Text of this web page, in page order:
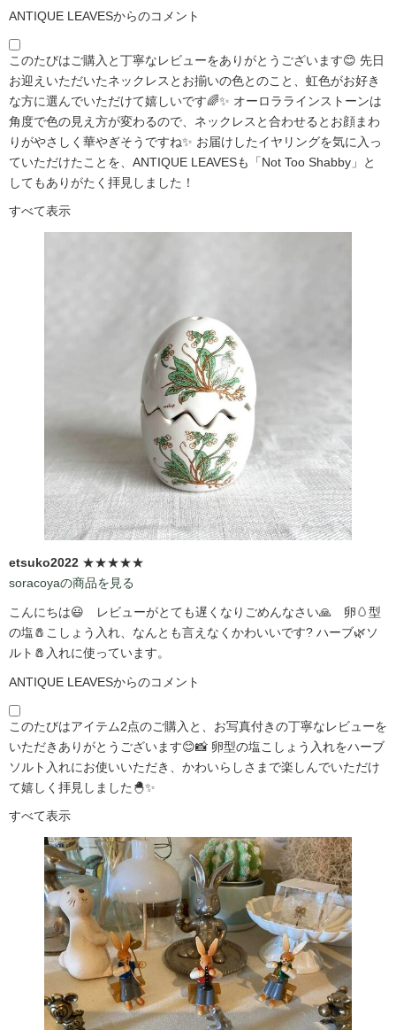
ANTIQUE LEAVESからのコメント
このたびはご購入と丁寧なレビューをありがとうございます😊 先日
お迎えいただいたネックレスとお揃いの色とのこと、虹色がお好き
な方に選んでいただけて嬉しいです🌈✨ オーロララインストーンは
角度で色の見え方が変わるので、ネックレスと合わせるとお顔まわ
りがやさしく華やぎそうですね✨ お届けしたイヤリングを気に入っ
ていただけたことを、ANTIQUE LEAVESも「Not Too Shabby」と
してもありがたく拝見しました！
すべて表示
etsuko2022 ★★★★★
soracoyaの商品を見る
こんにちは😃 レビューがとても遅くなりごめんなさい🙏 卵🥚型
の塩🧂こしょう入れ、なんとも言えなくかわいいです?️ ハーブ🌿ソ
ルト🧂入れに使っています。
ANTIQUE LEAVESからのコメント
このたびはアイテム2点のご購入と、お写真付きの丁寧なレビューを
いただきありがとうございます😊📸 卵型の塩こしょう入れをハーブ
ソルト入れにお使いいただき、かわいらしさまで楽しんでいただけ
て嬉しく拝見しました🐣✨
すべて表示